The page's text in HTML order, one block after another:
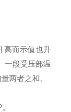
高而示值也升
一段受压部温
两者之和。